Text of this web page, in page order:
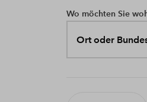
Wo möchten Sie
Ort oder